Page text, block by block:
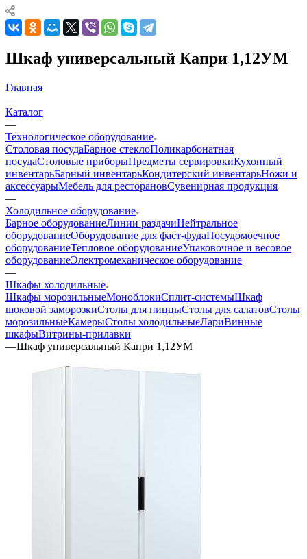
Шкаф универсальный Капри 1,12УМ
Главная
—
Каталог
—
Технологическое оборудование
Столовая посудаБарное стеклоПоликарбонатная
посудаСтоловые приборыПредметы сервировкиКухонный
инвентарьБарный инвентарьКондитерский инвентарьНожи и
аксессуарыМебель для ресторановСувенирная продукция
—
Холодильное оборудование
Барное оборудованиеЛинии раздачиНейтральное
оборудованиеОборудование для фаст-фудаПосудомоечное
оборудованиеТепловое оборудованиеУпаковочное и весовое
оборудованиеЭлектромеханическое оборудование
—
Шкафы холодильные
Шкафы морозильныеМоноблокиСплит-системыШкаф
шоковой заморозкиСтолы для пиццыСтолы для салатовСтолы
морозильныеКамерыСтолы холодильныеЛариВинные
шкафыВитрины-прилавки
—Шкаф универсальный Капри 1,12УМ